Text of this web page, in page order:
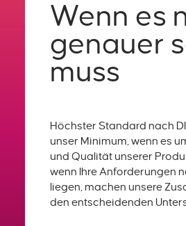
Wenn es
genauer
muss
Höchster Standard nach
unser Minimum, wenn es
und Qualität unserer
wenn Ihre Anforderungen
liegen, machen unsere
den entscheidenden